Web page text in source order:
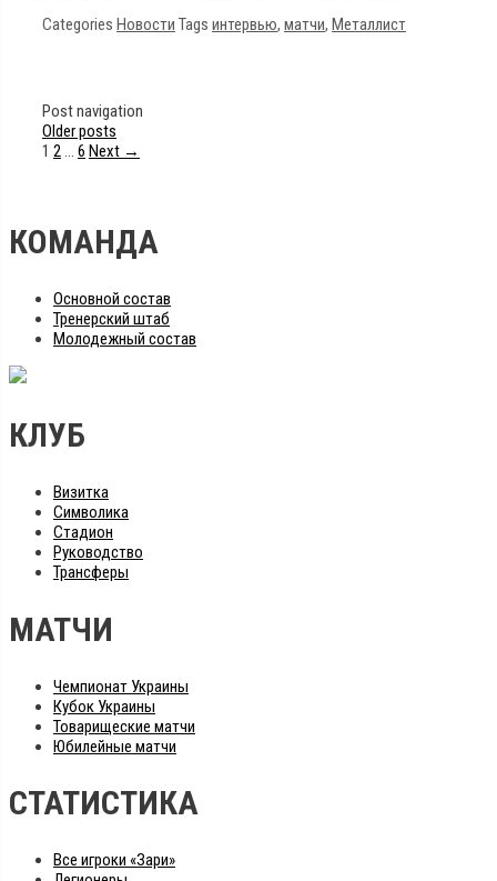
Categories Новости Tags интервью, матчи, Металлист
Post navigation
Older posts
1 2… 6 Next →
КОМАНДА
Основной состав
Тренерский штаб
Молодежный состав
КЛУБ
Визитка
Символика
Стадион
Руководство
Трансферы
МАТЧИ
Чемпионат Украины
Кубок Украины
Товарищеские матчи
Юбилейные матчи
СТАТИСТИКА
Все игроки «Зари»